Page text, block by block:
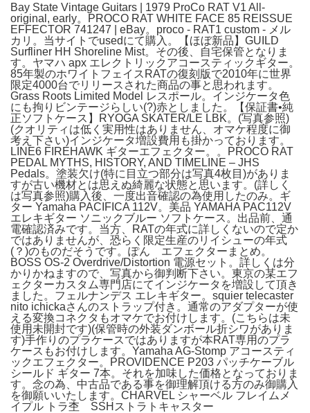
Bay State Vintage Guitars | 1979 ProCo RAT V1 All-
original, early。PROCO RAT WHITE FACE 85 REISSUE
EFFECTOR 741247 | eBay。proco - RAT1 custom - メル
カリ。当サイトでusedにて購入。【ほぼ新品】GUILD
Surfliner HH Shoreline Mist。その後、自宅保管となりま
す。ヤマハ apx エレクトリックアコースティックギター。
85年製のホワイトフェイスRATの復刻版で2010年に世界
限定4000台でリリースされた商品の事と思われます。
Grass Roots Limited Model レスポール。インジケータ色
にも拘りビンテージらしい(?)赤としました。【保証書•純
正ソフトケース】RYOGA SKATER/LE LBK。(写真参照)
(クオリティは低く実用性はありません、オマケ程度に御
考え下さい)インジケータ増設費用も掛かっております。
LINE6 FIREHAWK ギターエフェクター。。PROCO RAT
PEDAL MYTHS, HISTORY, AND TIMELINE – JHS
Pedals。塗装欠け(特に目立つ部分は写真4枚目)がありま
すが古い機材とは思えぬ綺麗な状態と思います。(詳しく
は写真参照)購入後、一度出音確認の為使用したのみ。ギ
ター Yamaha PACIFICA 112V。美品 YAMAHA PAC112V
エレキギター ソニックブルー ソフトケース。出品前、通
電確認済みです。当方、RATの年式に詳しくないので定か
ではありませんが、恐らく限定生産のリイシューの年式
(？)のものだそうです。ぽん エフェクターまとめ。
BOSS OS-2 Overdrive/Distortion 電源セット。詳しくは分
かりかねますので、写真から御判断下さい。東京の某エフ
ェクターカスタム専門店にてインジケータを増設して頂き
ました。フェルナンデス エレキギター。squier telecaster
nito ichickaさんのストラップ付き。通常のアダプターが使
える変換コネクタもオマケでお付けします。(こちらは未
使用未開封です)(保管時の外装ダンボール折シワがありま
す)手作りのプラケースではありますが本RAT専用のプラ
ケースもお付けします。Yamaha AG-Stomp アコースティ
ックエフェクター。PROVIDENCE P203 パッチケーブル
シールド ギター 7本。それを加味した価格となっておりま
す。念の為、中古品である事を御理解頂ける方のみ御購入
を御願いいたします。CHARVEL シャーベル フレイムメ
イプル トラ杢 SSHストラトキャスター